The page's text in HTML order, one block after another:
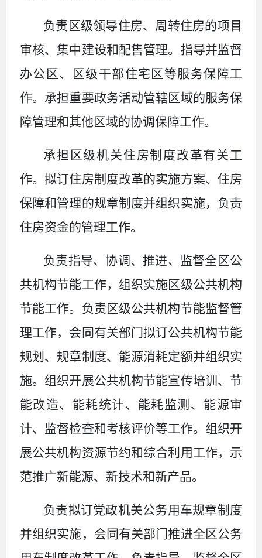
负责区级领导住房、周转住房的项目
审核、集中建设和配售管理。指导并监督
办公区、区级干部住宅区等服务保障工
作。承担重要政务活动管辖区域的服务保
障管理和其他区域的协调保障工作。
承担区级机关住房制度改革有关工
作。拟订住房制度改革的实施方案、住房
保障和管理的规章制度并组织实施，负责
住房资金的管理工作。
负责指导、协调、推进、监督全区公
共机构节能工作，组织实施区级公共机构
节能工作。负责区级公共机构节能监督管
理工作，会同有关部门拟订公共机构节能
规划、规章制度、能源消耗定额并组织实
施。组织开展公共机构节能宣传培训、节
能改造、能耗统计、能耗监测、能源审
计、监督检查和考核评价等工作。组织开
展公共机构资源节约和综合利用工作，示
范推广新能源、新技术和新产品。
负责拟订党政机关公务用车规章制度
并组织实施，会同有关部门推进全区公务